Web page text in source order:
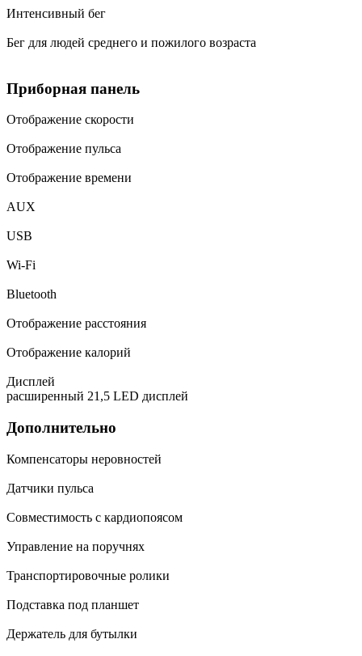
Интенсивный бег
Бег для людей среднего и пожилого возраста
Приборная панель
Отображение скорости
Отображение пульса
Отображение времени
AUX
USB
Wi-Fi
Bluetooth
Отображение расстояния
Отображение калорий
Дисплей
расширенный 21,5 LED дисплей
Дополнительно
Компенсаторы неровностей
Датчики пульса
Совместимость с кардиопоясом
Управление на поручнях
Транспортировочные ролики
Подставка под планшет
Держатель для бутылки